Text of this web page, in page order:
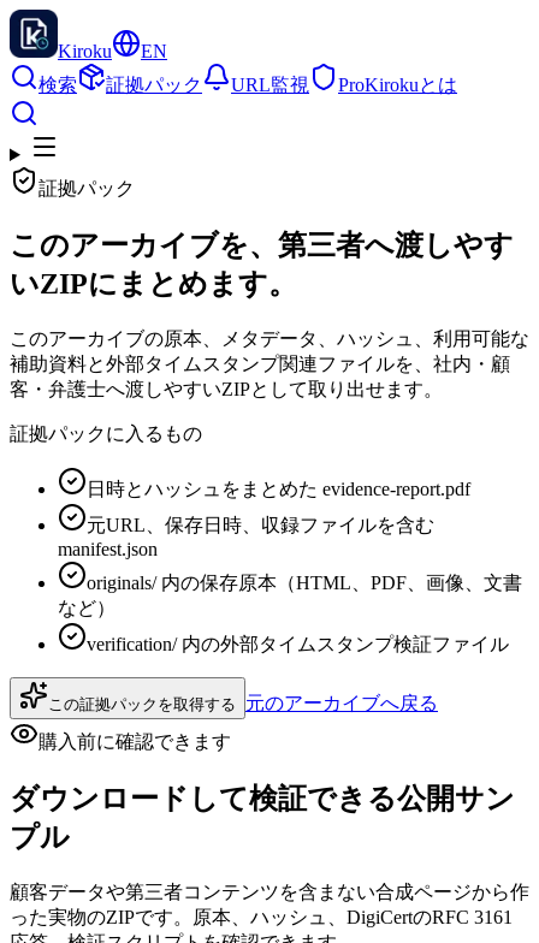
Kiroku
EN
検索
証拠パック URL監視 ProKirokuとは
証拠パック
このアーカイブを、第三者へ渡しやす
いZIPにまとめます。
このアーカイブの原本、メタデータ、ハッシュ、利用可能な
補助資料と外部タイムスタンプ関連ファイルを、社内・顧
客・弁護士へ渡しやすいZIPとして取り出せます。
証拠パックに入るもの
日時とハッシュをまとめた evidence-report.pdf
元URL、保存日時、収録ファイルを含む
manifest.json
originals/ 内の保存原本（HTML、PDF、画像、文書
など）
verification/ 内の外部タイムスタンプ検証ファイル
この証拠パックを取得する
元のアーカイブへ戻る
購入前に確認できます
ダウンロードして検証できる公開サン
プル
顧客データや第三者コンテンツを含まない合成ページから作
った実物のZIPです。原本、ハッシュ、DigiCertのRFC 3161